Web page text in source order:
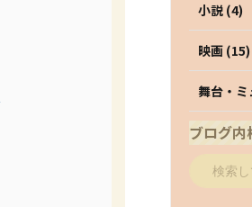
小説 (4)
映画 (15)
舞台・
ブログ内